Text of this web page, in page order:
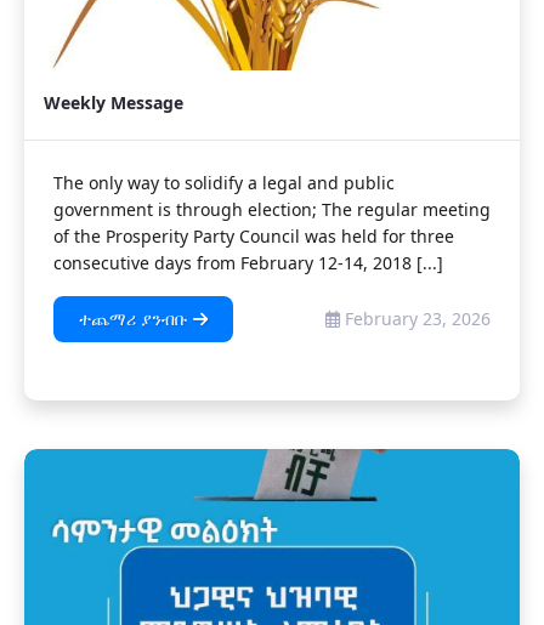
Weekly Message
The only way to solidify a legal and public
government is through election; The regular meeting
of the Prosperity Party Council was held for three
consecutive days from February 12-14, 2018 [...]
ተጨማሪ ያንብቡ February 23, 2026